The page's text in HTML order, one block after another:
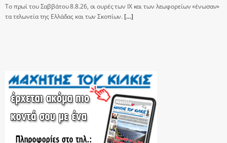
Το πρωί του Σαββάτου 8.8.26, οι ουρές των ΙΧ και των λεωφορείων «ένωσαν»
τα τελωνεία της Ελλάδας και των Σκοπίων.[…]